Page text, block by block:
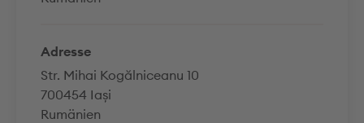
Adresse
Str. Mihai Kogălniceanu 10
700454 Iași
Rumänien